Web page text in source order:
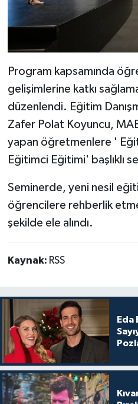
Program kapsamında
gelişimlerine katkı
düzenlendi. Eğitim
Zafer Polat Koyuncu,
yapan öğretmenlere '
Eğitimci Eğitimi' başlıklı
Seminerde, yeni nesil
öğrencilere rehberlik
şekilde ele alındı.
Kaynak: RSS
Eda